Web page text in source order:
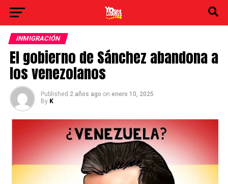
INMIGRACIÓN
El gobierno de Sánchez abandona a
los venezolanos
Published 2 años ago on enero 10, 2025
By K